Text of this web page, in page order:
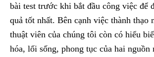
bài test trước khi bắt đầu công việc để
quả tốt nhất. Bên cạnh việc thành thạo
thuật viên của chúng tôi còn có hiểu
hóa, lối sống, phong tục của hai nguồn